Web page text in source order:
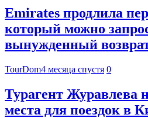
Emirates продлила
который можно
вынужденный
TourDom4 месяца спустя 0
Турагент Журавлева
места для поездок в